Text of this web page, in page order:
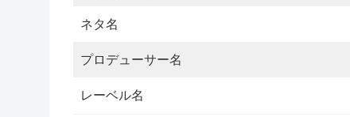
ネタ名
プロデューサー名
レーベル名